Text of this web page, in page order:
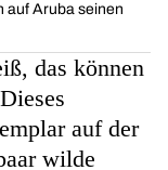
auf Aruba seinen
das können
auf der
wilde